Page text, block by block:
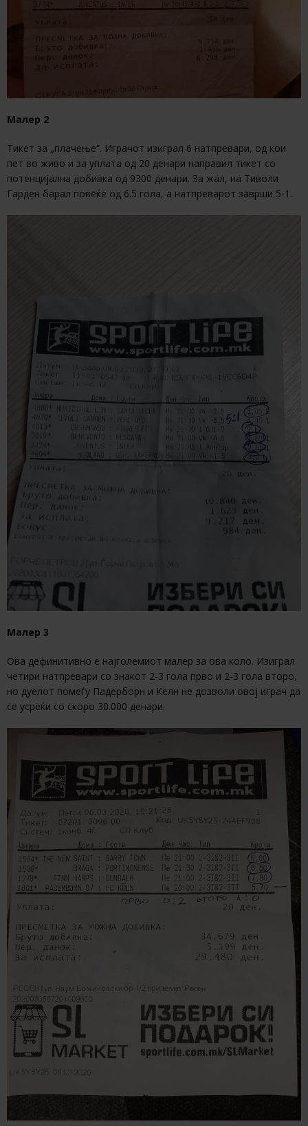
Малер 2
Тикет за „плачење“. Играчот изиграл 6 натпревари, од кои
пет во живо и за уплата од 20 денари направил тикет со
потенцијална добивка од 9300 денари. За жал, на Тиволи
Гарден барал повеќе од 6.5 гола, а натпреварот заврши 5-1.
Малер 3
Ова дефинитивно е најголемиот малер за ова коло. Изиграл
четири натпревари со знакот 2-3 гола прво и 2-3 гола второ,
но дуелот помеѓу Падерборн и Келн не дозволи овој играч да
се усреќи со скоро 30.000 денари.